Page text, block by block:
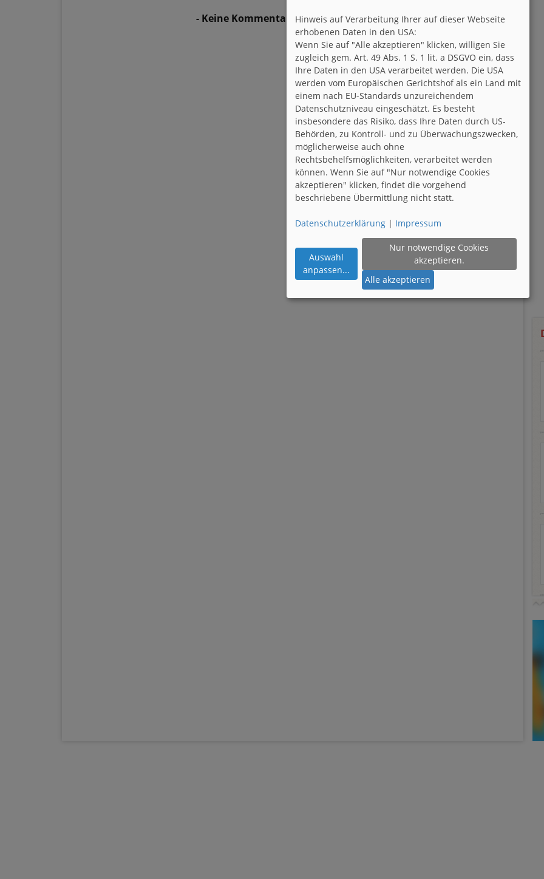
- Keine Kommentare zu diesem Eintrag -Hinweis auf Verarbeitung Ihrer auf dieser Webseite
erhobenen Daten in den USA:
Wenn Sie auf "Alle akzeptieren" klicken, willigen Sie
zugleich gem. Art. 49 Abs. 1 S. 1 lit. a DSGVO ein, dass
Ihre Daten in den USA verarbeitet werden. Die USA
werden vom Europäischen Gerichtshof als ein Land mit
einem nach EU-Standards unzureichendem
Datenschutzniveau eingeschätzt. Es besteht
insbesondere das Risiko, dass Ihre Daten durch US-
Behörden, zu Kontroll- und zu Überwachungszwecken,
möglicherweise auch ohne
Rechtsbehelfsmöglichkeiten, verarbeitet werden
können. Wenn Sie auf "Nur notwendige Cookies
akzeptieren" klicken, findet die vorgehend
beschriebene Übermittlung nicht statt.
Datenschutzerklärung | Impressum
Auswahl
anpassen...
Nur notwendige Cookies
akzeptieren.
Alle akzeptieren